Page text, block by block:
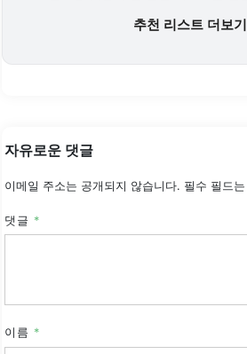
추천 리스트 더보기
자유로운 댓글
이메일 주소는 공개되지 않습니다. 필수 필드는
댓글 *
이름 *